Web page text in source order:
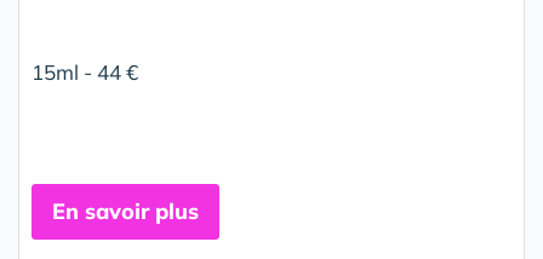
15ml - 44 €
En savoir plus